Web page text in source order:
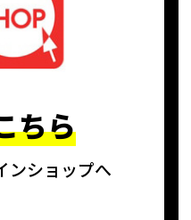
ちら
ンショップへ